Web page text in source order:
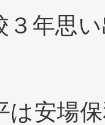
３年思
は安場